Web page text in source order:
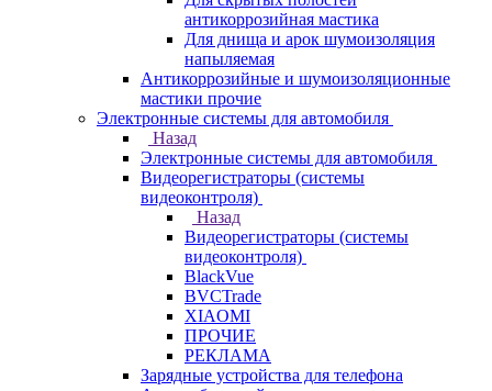
антикоррозийная мастика
Для днища и арок шумоизоляция
напыляемая
Антикоррозийные и шумоизоляционные
мастики прочие
Электронные системы для автомобиля
Назад
Электронные системы для автомобиля
Видеорегистраторы (системы
видеоконтроля)
Назад
Видеорегистраторы (системы
видеоконтроля)
BlackVue
BVCTrade
XIAOMI
ПРОЧИЕ
РЕКЛАМА
Зарядные устройства для телефона